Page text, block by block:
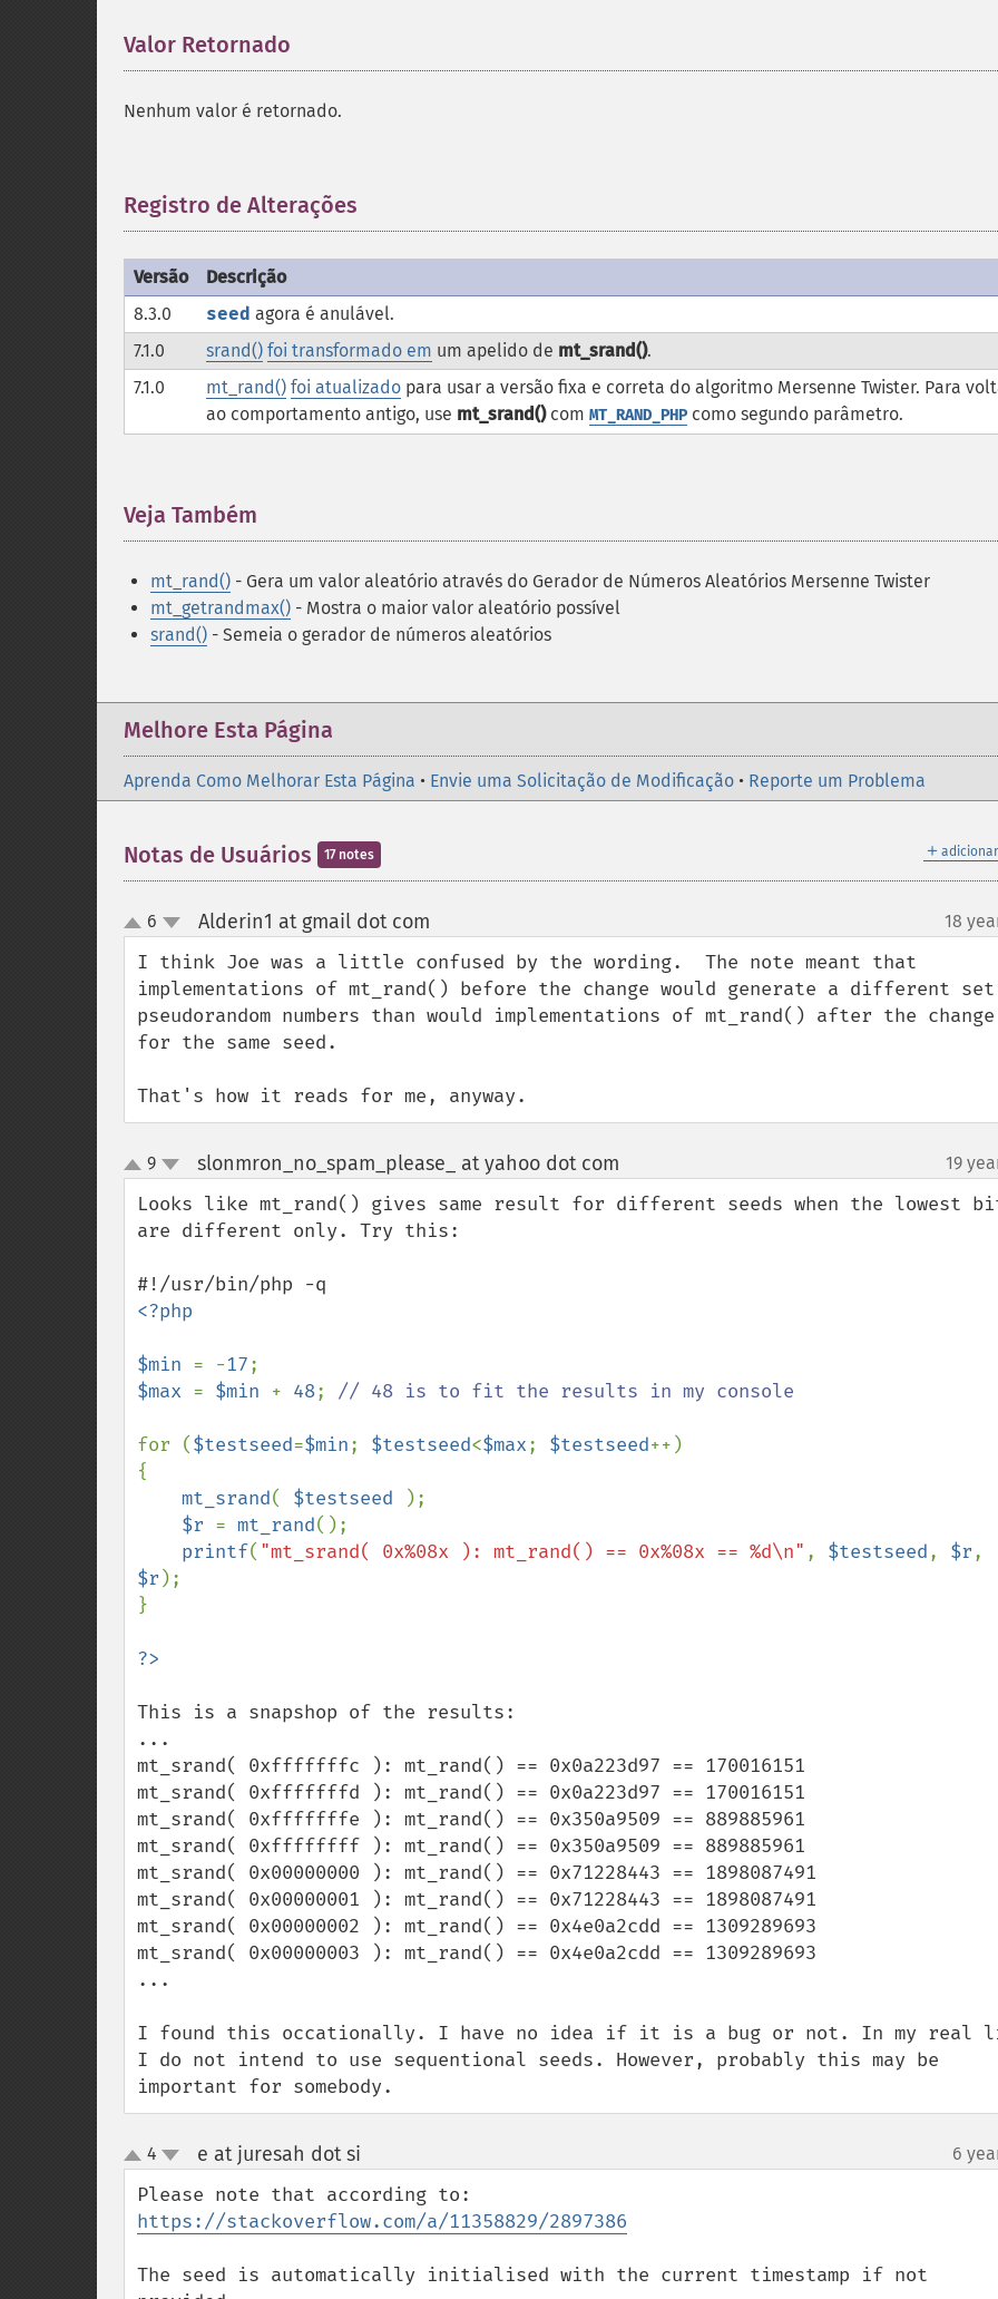
Valor Retornado
Nenhum valor é retornado.
Registro de Alterações
Versão
Descrição
8.3.0
seed agora é anulável.
7.1.0
srand() foi transformado em um apelido de mt_srand().
7.1.0
mt_rand() foi atualizado para usar a versão fixa e correta do algoritmo Mersenne Twister. Para
ao comportamento antigo, use mt_srand()com MT_RAND_PHP como segundo parâmetro.
Veja Também
mt_rand() - Gera um valor aleatório através do Gerador de Números Aleatórios Mersenne Twister
mt_getrandmax() - Mostra o maior valor aleatório possível
srand() - Semeia o gerador de números aleatórios
Melhore Esta Página
Aprenda Como Melhorar Esta Página • Envie uma Solicitação de Modificação • Reporte um Problema
＋
Notas de Usuários 17 notes
up
down
6 Alderin1 at gmail dot com 18
I think Joe was a little confused by the wording.  The note meant that
implementations of mt_rand() before the change would generate a different
pseudorandom numbers than would implementations of mt_rand() after the change
for the same seed.
That's how it reads for me, anyway.
up
down
9 slonmron_no_spam_please_ at yahoo dot com 19
Looks like mt_rand() gives same result for different seeds when the lowest
are different only. Try this:
<?php
$min = -17
$max = $min + 48; // 48 is to fit the results in my console
for ($testseed=$min; $testseed<$max; $testseed++)
{
mt_srand( $testseed
);
$r = mt_rand();
printf( "mt_srand( 0x%08x ): mt_rand() == 0x%08x == %d\n" , $testseed, $r
$r );
}
This is a snapshop of the results:
...
mt_srand( 0xfffffffc ): mt_rand() == 0x0a223d97 == 170016151
mt_srand( 0xfffffffd ): mt_rand() == 0x0a223d97 == 170016151
mt_srand( 0xfffffffe ): mt_rand() == 0x350a9509 == 889885961
mt_srand( 0xffffffff ): mt_rand() == 0x350a9509 == 889885961
mt_srand( 0x00000000 ): mt_rand() == 0x71228443 == 1898087491
mt_srand( 0x00000001 ): mt_rand() == 0x71228443 == 1898087491
mt_srand( 0x00000002 ): mt_rand() == 0x4e0a2cdd == 1309289693
mt_srand( 0x00000003 ): mt_rand() == 0x4e0a2cdd == 1309289693
...
I found this occationally. I have no idea if it is a bug or not. In my real
I do not intend to use sequentional seeds. However, probably this may be
important for somebody.
up
down
4 e at juresah dot si 6
https://stackoverflow.com/a/11358829/2897386
The seed is automatically initialised with the current timestamp if not